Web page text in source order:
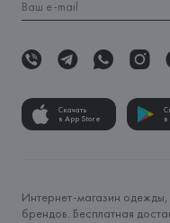
Скачать
в App Store
Интернет-магазин
брендов. Бесплатная